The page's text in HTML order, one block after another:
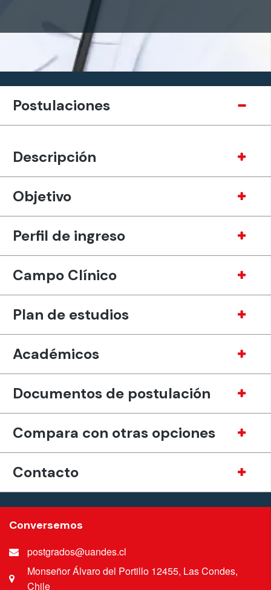
Postulaciones
Descripción
Objetivo
Perfil de ingreso
Campo Clínico
Plan de estudios
Académicos
Documentos de postulación
Compara con otras opciones
Contacto
Conversemos
postgrados@uandes.cl
Monseñor Álvaro del Portillo 12455, Las Condes,
Chile